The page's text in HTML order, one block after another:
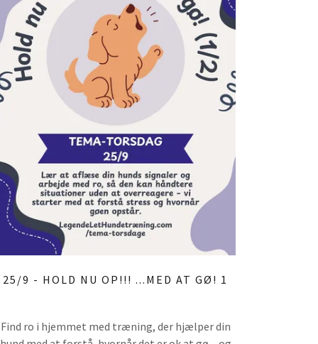
25/9 - HOLD NU OP!!! ...MED AT GØ! 1
Find ro i hjemmet med træning, der hjælper din